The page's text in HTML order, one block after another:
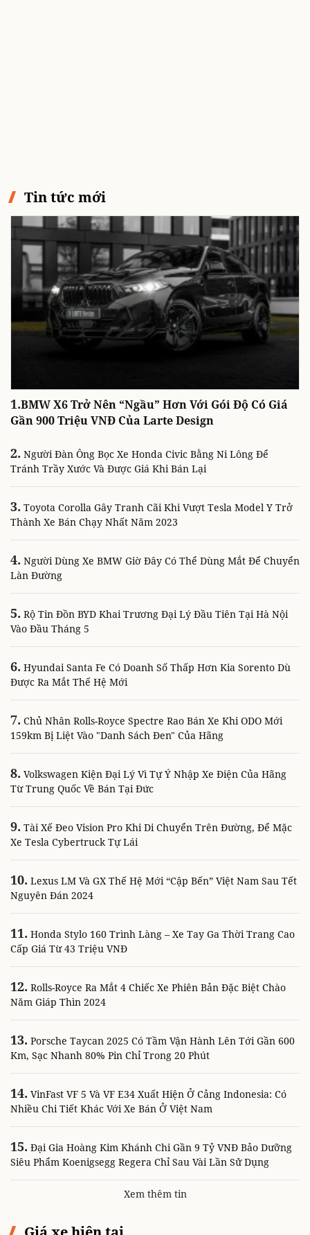
Tin tức mới
1.BMW X6 Trở Nên “ngầu” Hơn Với Gói Độ Có Giá
Gần 900 Triệu VNĐ Của Larte Design
2. Người Đàn Ông Bọc Xe Honda Civic Bằng Ni Lông Để
Tránh Trầy Xước Và Được Giá Khi Bán Lại
3. Toyota Corolla Gây Tranh Cãi Khi Vượt Tesla Model Y Trở
Thành Xe Bán Chạy Nhất Năm 2023
4. Người Dùng Xe BMW Giờ Đây Có Thể Dùng Mắt Để Chuyển
Làn Đường
5. Rộ Tin Đồn BYD Khai Trương Đại Lý Đầu Tiên Tại Hà Nội
Vào Đầu Tháng 5
6. Hyundai Santa Fe Có Doanh Số Thấp Hơn Kia Sorento Dù
Được Ra Mắt Thế Hệ Mới
7. Chủ Nhân Rolls-Royce Spectre Rao Bán Xe Khi ODO Mới
159km Bị Liệt Vào "danh Sách Đen" Của Hãng
8. Volkswagen Kiện Đại Lý Vì Tự Ý Nhập Xe Điện Của Hãng
Từ Trung Quốc Về Bán Tại Đức
9. Tài Xế Đeo Vision Pro Khi Di Chuyển Trên Đường, Để Mặc
Xe Tesla Cybertruck Tự Lái
10. Lexus LM Và GX Thế Hệ Mới “cập Bến” Việt Nam Sau Tết
Nguyên Đán 2024
11. Honda Stylo 160 Trình Làng – Xe Tay Ga Thời Trang Cao
Cấp Giá Từ 43 Triệu VNĐ
12. Rolls-Royce Ra Mắt 4 Chiếc Xe Phiên Bản Đặc Biệt Chào
Năm Giáp Thìn 2024
13. Porsche Taycan 2025 Có Tầm Vận Hành Lên Tới Gần 600
Km, Sạc Nhanh 80% Pin Chỉ Trong 20 Phút
14. VinFast VF 5 Và VF E34 Xuất Hiện Ở Cảng Indonesia: Có
Nhiều Chi Tiết Khác Với Xe Bán Ở Việt Nam
15. Đại Gia Hoàng Kim Khánh Chi Gần 9 Tỷ VNĐ Bảo Dưỡng
Siêu Phẩm Koenigsegg Regera Chỉ Sau Vài Lần Sử Dụng
Xem thêm tin